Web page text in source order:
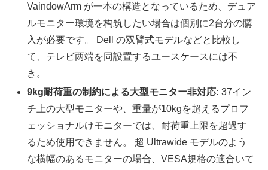
VaindowArm が一本の構造となっているため、デュア
ルモニター環境を构筑したい場合は個別に2台分の購
入が必要です。 Dell の双臂式モデルなどと比較し
て、テレビ两端を同設置するユースケースには不
き。
9kg耐荷重の制約による大型モニター非対応: 37イン
チ上の大型モニターや、重量が10kgを超えるプロフ
ェッショナルけモニターでは、耐荷重上限を超過す
るため使用できません。 超 Ultrawide モデルのよう
な横幅のあるモニターの場合、VESA規格の適合いて